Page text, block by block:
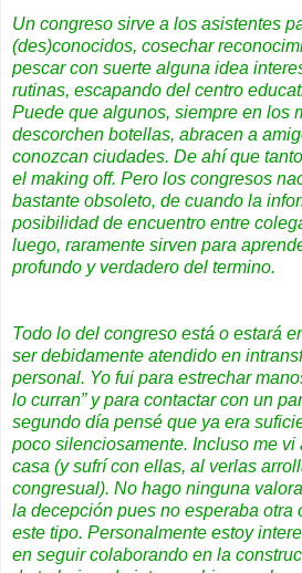
Un congreso sirve a los asistentes
(des)conocidos, cosechar
pescar con suerte alguna idea
rutinas, escapando del centro
Puede que algunos, siempre en los
descorchen botellas, abracen a
conozcan ciudades. De ahí que
el making off. Pero los congresos
bastante obsoleto, de cuando la
posibilidad de encuentro entre
luego, raramente sirven para
profundo y verdadero del termino.
Todo lo del congreso está o estará
ser debidamente atendido en
personal. Yo fui para estrechar
lo curran” y para contactar con un
segundo día pensé que ya era
poco silenciosamente. Incluso me vi
casa (y sufrí con ellas, al verlas
congresual). No hago ninguna
la decepción pues no esperaba otra
este tipo. Personalmente estoy
en seguir colaborando en la